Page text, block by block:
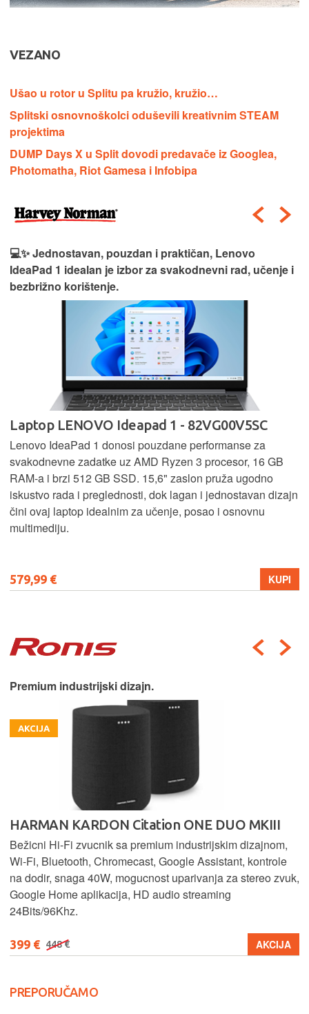
VEZANO
Ušao u rotor u Splitu pa kružio, kružio…
Splitski osnovnoškolci oduševili kreativnim STEAM
projektima
DUMP Days X u Split dovodi predavače iz Googlea,
Photomatha, Riot Gamesa i Infobipa
💻✨ Jednostavan, pouzdan i praktičan, Lenovo
IdeaPad 1 idealan je izbor za svakodnevni rad, učenje i
bezbrižno korištenje.
Laptop LENOVO Ideapad 1 - 82VG00V5SC
Lenovo IdeaPad 1 donosi pouzdane performanse za
svakodnevne zadatke uz AMD Ryzen 3 procesor, 16 GB
RAM-a i brzi 512 GB SSD. 15,6" zaslon pruža ugodno
iskustvo rada i preglednosti, dok lagan i jednostavan dizajn
čini ovaj laptop idealnim za učenje, posao i osnovnu
multimediju.
579,99 € KUPI
Premium industrijski dizajn.
AKCIJA
HARMAN KARDON Citation ONE DUO MKIII
Bežicni Hi-Fi zvucnik sa premium industrijskim dizajnom,
Wi-Fi, Bluetooth, Chromecast, Google Assistant, kontrole
na dodir, snaga 40W, mogucnost uparivanja za stereo zvuk,
Google Home aplikacija, HD audio streaming
24Bits/96Khz.
399 € 448 € AKCIJA
PREPORUČAMO